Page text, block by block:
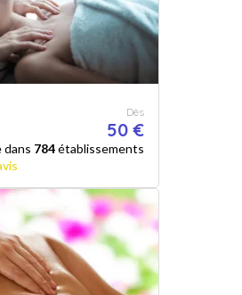
Dès
50 €
dans 784établissements